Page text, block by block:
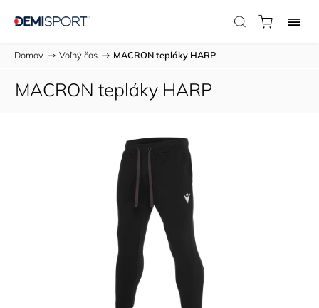
Domov / Voľný čas / MACRON tepláky HARP
MACRON tepláky HARP